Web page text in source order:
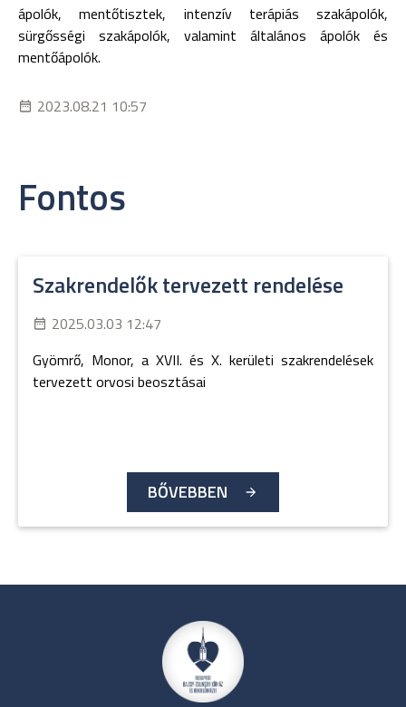
ápolók, mentőtisztek, intenzív terápiás szakápolók,
sürgősségi szakápolók, valamint általános ápolók és
mentőápolók.
2023.08.21 10:57
Fontos
Szakrendelők tervezett rendelése
2025.03.03 12:47
Gyömrő, Monor, a XVII. és X. kerületi szakrendelések
tervezett orvosi beosztásai
BŐVEBBEN